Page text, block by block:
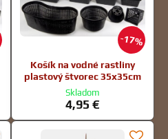
17%
Košík na vodné rastliny
plastový štvorec 35x35cm
Skladom
4,95 €